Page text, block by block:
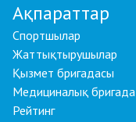
Ақпараттар
Спортшылар
Жаттықтырушылар
Қызмет бригадасы
Медициналық бригада
Рейтинг